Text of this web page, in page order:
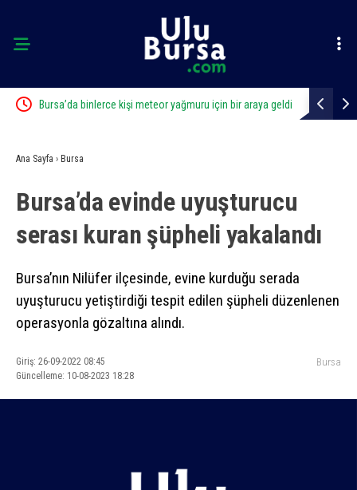
Bursa’da binlerce kişi meteor yağmuru için bir araya geldi Bursa’da
Ana Sayfa › Bursa
Bursa’da evinde uyuşturucu
serası kuran şüpheli yakalandı
Bursa’nın Nilüfer ilçesinde, evine kurduğu serada
uyuşturucu yetiştirdiği tespit edilen şüpheli düzenlenen
operasyonla gözaltına alındı.
Giriş: 26-09-2022 08:45
Güncelleme: 10-08-2023 18:28
Bursa